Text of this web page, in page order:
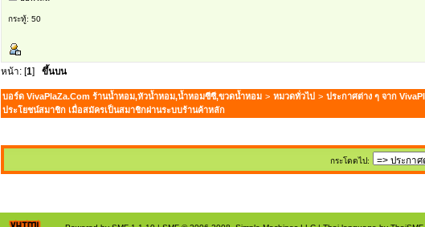
กระทู้: 50
หน้า: [1] ขึ้นบน
บอร์ด VivaPlaZa.Com ร้านน้ำหอม,หัวน้ำหอม,น้ำหอมซีซี,ขวดน้ำหอม > หมวดทั่วไป > ประกาศต่าง ๆ จาก
ประโยชน์สมาชิก เมื่อสมัครเป็นสมาชิกผ่านระบบร้านค้าหลัก
กระโดดไป: